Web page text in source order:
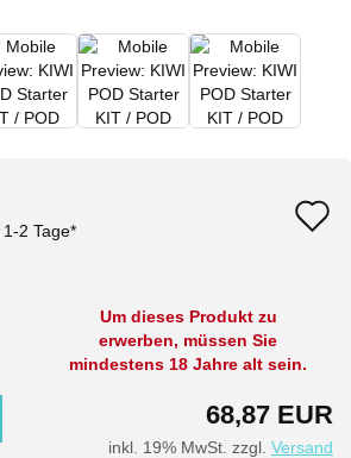
1-2 Tage*
Um dieses Produkt zu
erwerben, müssen Sie
mindestens 18 Jahre alt sein.
68,87 EUR
inkl. 19% MwSt. zzgl. Versand